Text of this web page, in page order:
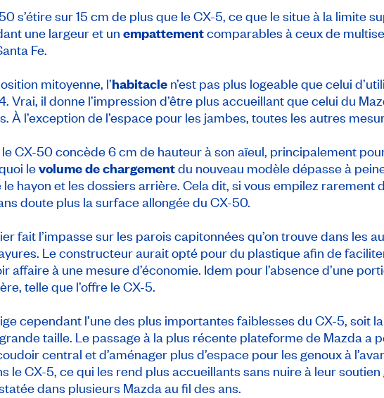
s’étire sur 15 cm de plus que le CX-5, ce que le situe à la limite
une largeur et un empattementcomparables à ceux de
Fe.
mitoyenne, l’habitacle n’est pas plus logeable que celui
Vrai, il donne l’impression d’être plus accueillant que celui du
À l’exception de l’espace pour les jambes, toutes les autres
CX-50 concède 6 cm de hauteur à son aïeul, principalement
levolume de chargementdu nouveau modèle dépasse à
le hayon et les dossiers arrière. Cela dit, si vous empilez rarement
doute plus la surface allongée du CX-50.
fait l’impasse sur les parois capitonnées qu’on trouve dans les
Le constructeur aurait opté pour du plastique afin de
affaire à une mesure d’économie. Idem pour l’absence d’une
telle que l’offre le CX-5.
cependant l’une des plus importantes faiblesses du CX-5, soit la
taille. Le passage à la plus récente plateforme de Mazda a
central et d’aménager plus d’espace pour les genoux à
le CX-5, ce qui les rend plus accueillants sans nuire à leur
dans plusieurs Mazda au fil des ans.